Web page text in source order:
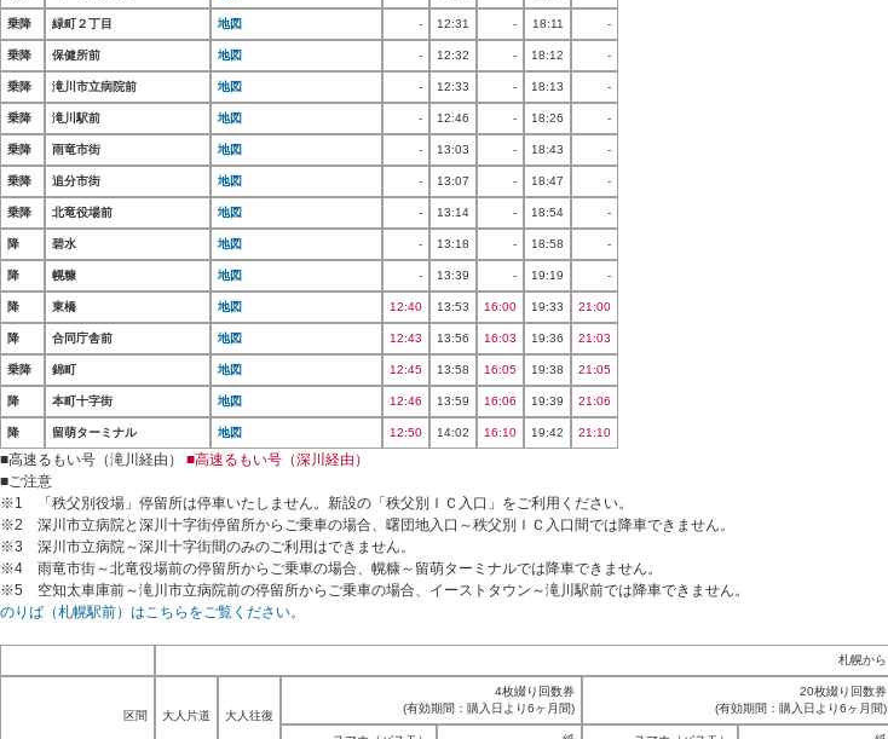
乗降 緑町２丁目 地図 - 12:31 - 18:11 -
乗降 保健所前 地図 - 12:32 - 18:12 -
乗降 滝川市立病院前 地図 - 12:33 - 18:13 -
乗降 滝川駅前 地図 - 12:46 - 18:26 -
乗降 雨竜市街 地図 - 13:03 - 18:43 -
乗降 追分市街 地図 - 13:07 - 18:47 -
乗降 北竜役場前 地図 - 13:14 - 18:54 -
降 碧水 地図 - 13:18 - 18:58 -
降 幌糠 地図 - 13:39 - 19:19 -
降 東橋 地図 12:40 13:53 16:00 19:33 21:00
降 合同庁舎前 地図 12:43 13:56 16:03 19:36 21:03
乗降 錦町 地図 12:45 13:58 16:05 19:38 21:05
降 本町十字街 地図 12:46 13:59 16:06 19:39 21:06
降 留萌ターミナル 地図 12:50 14:02 16:10 19:42 21:10
■高速るもい号（滝川経由） ■高速るもい号（深川経由）
■ご注意
※1 「秩父別役場」停留所は停車いたしません。新設の「秩父別ＩＣ入口」をご利用ください。
※2 深川市立病院と深川十字街停留所からご乗車の場合、曙団地入口～秩父別ＩＣ入口間では降車できません。
※3 深川市立病院～深川十字街間のみのご利用はできません。
※4 雨竜市街～北竜役場前の停留所からご乗車の場合、幌糠～留萌ターミナルでは降車できません。
※5 空知太車庫前～滝川市立病院前の停留所からご乗車の場合、イーストタウン～滝川駅前では降車できません。
のりば（札幌駅前）はこちらをご覧ください。
札幌から
区間 大人片道 大人往復
4枚綴り回数券
(有効期間：購入日より6ヶ月間)
20枚綴り回数券
(有効期間：購入日より6ヶ月間)